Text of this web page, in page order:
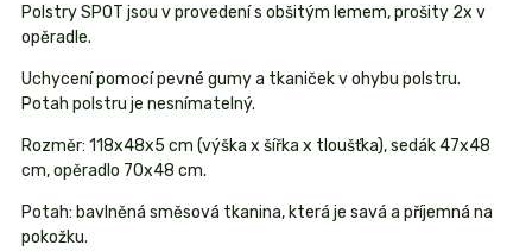
Polstry SPOT jsou v provedení s obšitým lemem, prošity 2x v
opěradle.
Uchycení pomocí pevné gumy a tkaniček v ohybu polstru.
Potah polstru je nesnímatelný.
Rozměr: 118x48x5 cm (výška x šířka x tloušťka), sedák 47x48
cm, opěradlo 70x48 cm.
Potah: bavlněná směsová tkanina, která je savá a příjemná na
pokožku.